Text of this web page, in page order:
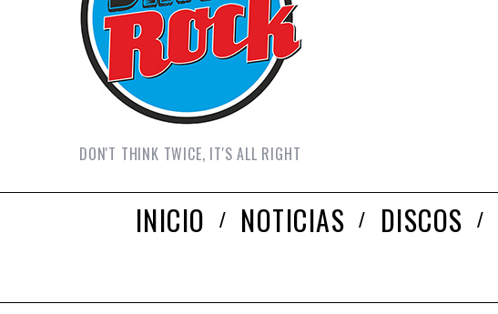
DON'T THINK TWICE, IT'S ALL RIGHT
INICIO NOTICIAS DISCOS